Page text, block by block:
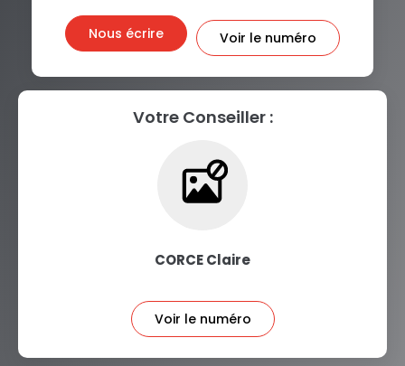
Nous écrire Voir le numéro
Votre Conseiller :
CORCE Claire
Voir le numéro